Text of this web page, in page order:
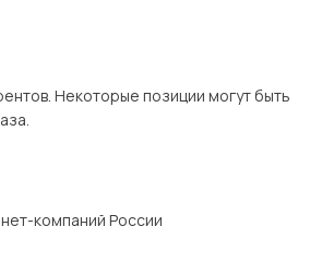
Некоторые позиции могут быть
компаний России